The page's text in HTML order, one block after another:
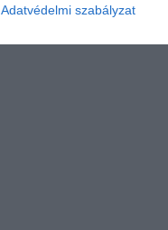
Adatvédelmi szabályzat